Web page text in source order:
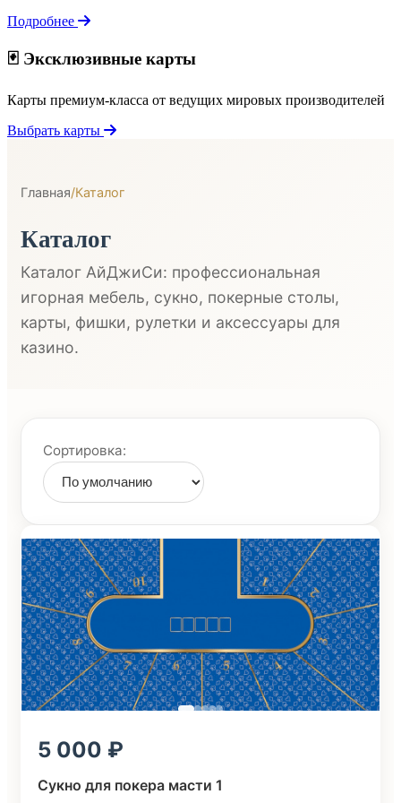
Подробнее
🃏 Эксклюзивные карты
Карты премиум-класса от ведущих мировых производителей
Выбрать карты
Главная/Каталог
Каталог
Каталог АйДжиСи: профессиональная
игорная мебель, сукно, покерные столы,
карты, фишки, рулетки и аксессуары для
казино.
Сортировка:
5 000
Сукно для покера масти 1